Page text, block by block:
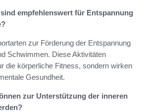
empfehlenswert für Entspannung
zur Förderung der Entspannung
Schwimmen. Diese Aktivitäten
die körperliche Fitness, sondern wirken
Gesundheit.
zur Unterstützung der inneren